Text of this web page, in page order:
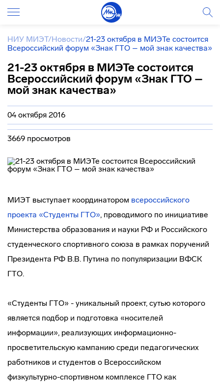
НИУ МИЭТ/Новости/21-23 октября в МИЭТе состоится
Всероссийский форум «Знак ГТО – мой знак качества»
21-23 октября в МИЭТе состоится
Всероссийский форум «Знак ГТО –
мой знак качества»
04 октября 2016
3669 просмотров
МИЭТ выступает координатором всероссийского
проекта «Студенты ГТО», проводимого по инициативе
Министерства образования и науки РФ и Российского
студенческого спортивного союза в рамках поручений
Президента РФ В.В. Путина по популяризации ВФСК
ГТО.
«Студенты ГТО» - уникальный проект, сутью которого
является подбор и подготовка «носителей
информации», реализующих информационно-
просветительскую кампанию среди педагогических
работников и студентов о Всероссийском
физкультурно-спортивном комплексе ГТО как